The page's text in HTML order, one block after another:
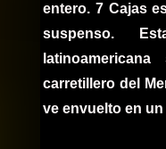
entero. 7 Cajas
suspenso.
carretillero del
ve envuelto en